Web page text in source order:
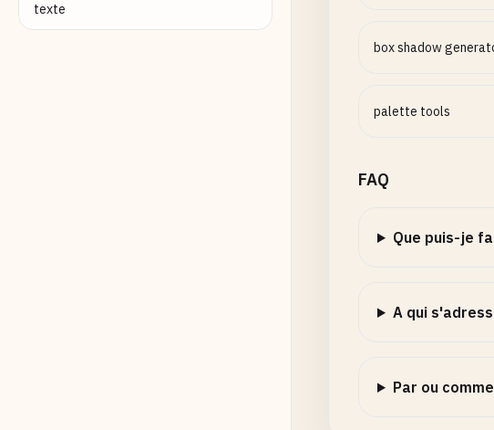
texte
box shadow
palette tools
FAQ
Que puis-je
A qui
Par ou